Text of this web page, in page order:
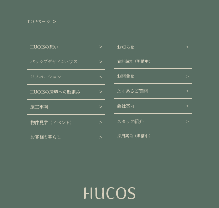
TOPページ
HUCOSの想い
パッシブデザインハウス
リノベーション
HUCOSの環境への取組み
施工事例
物件見学（イベント）
お客様の暮らし
お知らせ
資料請求（準備中）
お問合せ
よくあるご質問
会社案内
スタッフ紹介
採用案内（準備中）